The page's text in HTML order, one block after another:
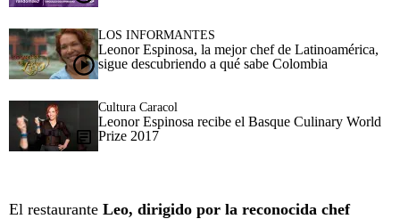
LOS INFORMANTES
Leonor Espinosa, la mejor chef de Latinoamérica,
sigue descubriendo a qué sabe Colombia
Cultura Caracol
Leonor Espinosa recibe el Basque Culinary World
Prize 2017
El restaurante Leo, dirigido por la reconocida chef